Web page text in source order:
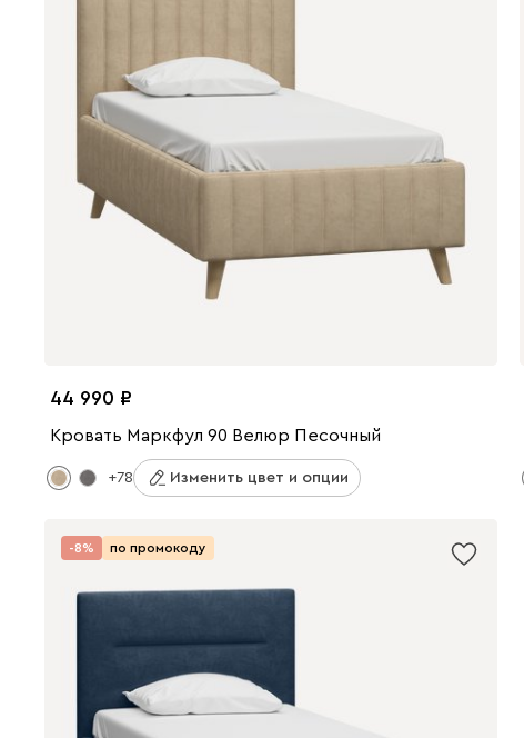
44 990
Кровать Маркфул 90 Велюр Песочный
+78 Изменить цвет и опции
-8% по промокоду